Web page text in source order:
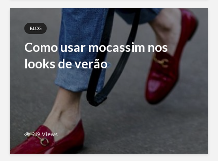
BLOG
Como usar mocassim nos
looks de verão
219 Views